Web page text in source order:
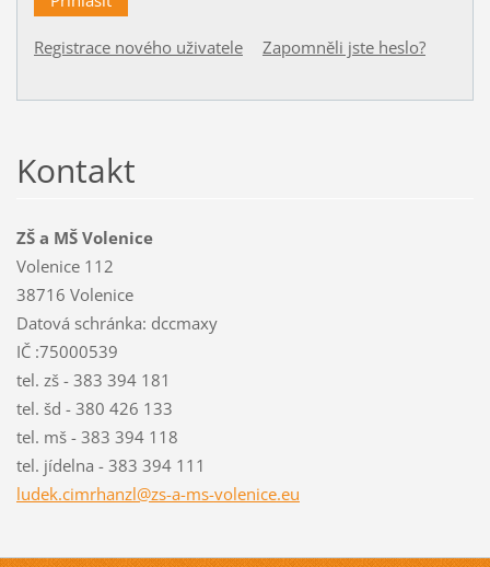
Registrace nového uživatele Zapomněli jste heslo?
Kontakt
ZŠ a MŠ Volenice
Volenice 112
38716 Volenice
Datová schránka: dccmaxy
IČ :75000539
tel. zš - 383 394 181
tel. šd - 380 426 133
tel. mš - 383 394 118
tel. jídelna - 383 394 111
ludek.cimrhanzl@zs-a-ms-volenice.eu